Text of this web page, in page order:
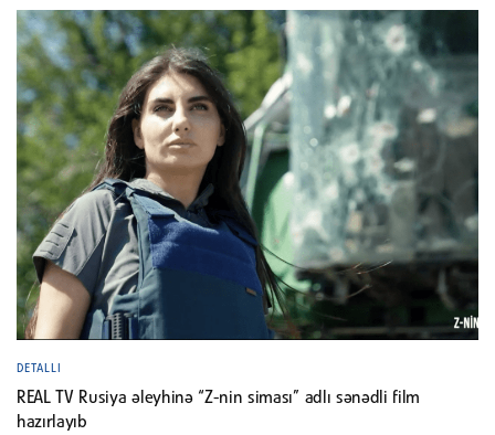
DETALLI
REAL TV Rusiya əleyhinə “Z-nin siması” adlı sənədli film
hazırlayıb